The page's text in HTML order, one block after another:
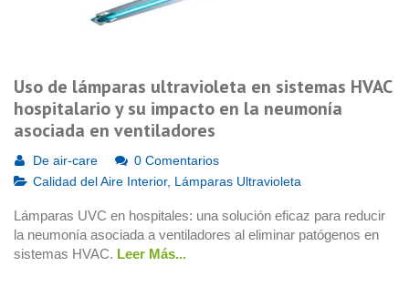
Uso de lámparas ultravioleta en sistemas HVAC
hospitalario y su impacto en la neumonía
asociada en ventiladores
De air-care
0 Comentarios
Calidad del Aire Interior, Lámparas Ultravioleta
Lámparas UVC en hospitales: una solución eficaz para reducir
la neumonía asociada a ventiladores al eliminar patógenos en
sistemas HVAC. Leer Más...